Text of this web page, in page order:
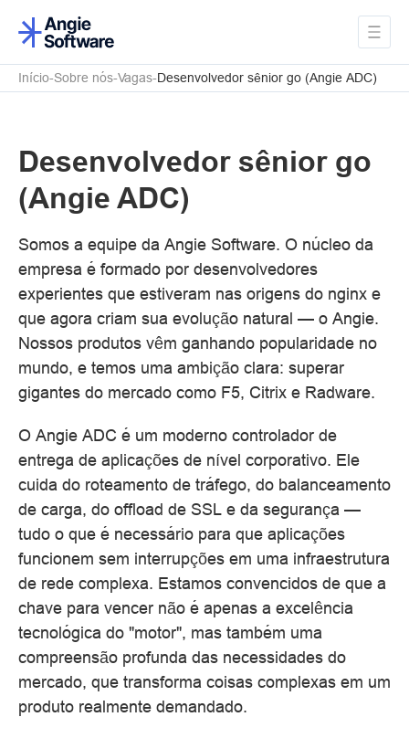
Início Sobre nós Vagas Desenvolvedor sênior go (Angie ADC)
Desenvolvedor sênior go
(Angie ADC)
Somos a equipe da Angie Software. O núcleo da
empresa é formado por desenvolvedores
experientes que estiveram nas origens do nginx e
que agora criam sua evolução natural — o Angie.
Nossos produtos vêm ganhando popularidade no
mundo, e temos uma ambição clara: superar
gigantes do mercado como F5, Citrix e Radware.
O Angie ADC é um moderno controlador de
entrega de aplicações de nível corporativo. Ele
cuida do roteamento de tráfego, do balanceamento
de carga, do offload de SSL e da segurança —
tudo o que é necessário para que aplicações
funcionem sem interrupções em uma infraestrutura
de rede complexa. Estamos convencidos de que a
chave para vencer não é apenas a excelência
tecnológica do "motor", mas também uma
compreensão profunda das necessidades do
mercado, que transforma coisas complexas em um
produto realmente demandado.